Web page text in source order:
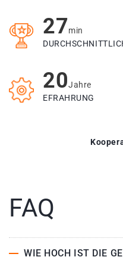
27min
20Jahre
EFRAHRUNG
FAQ
WIE HOCH IST DIE